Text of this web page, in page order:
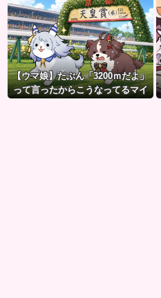
【ウマ娘】たぶん「3200ｍだよ」
って言ったからこうなってるマイ